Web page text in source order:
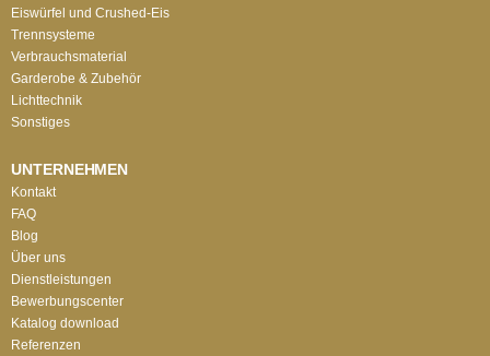
Eiswürfel und Crushed-Eis
Trennsysteme
Verbrauchsmaterial
Garderobe & Zubehör
Lichttechnik
Sonstiges
UNTERNEHMEN
Kontakt
FAQ
Blog
Über uns
Dienstleistungen
Bewerbungscenter
Katalog download
Referenzen